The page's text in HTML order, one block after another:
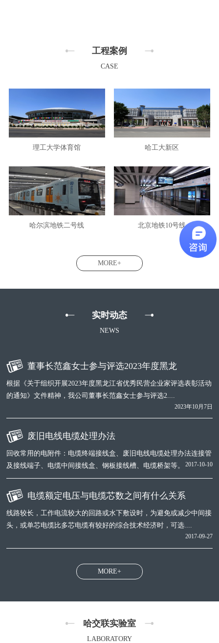
工程案例
CASE
理工大学体育馆 哈工大新区
哈尔滨地铁二号线 北京地铁10号线
MORE+
实时动态
NEWS
董事长范鑫女士参与评选2023年度黑龙
根据《关于组织开展2023年度黑龙江省优秀民营企业家评选表彰活动
的通知》文件精神，我公司董事长范鑫女士参与评选2....
2023年10月7日
废旧电线电缆处理办法
回收常用的电附件：电缆终端接线盒、废旧电线电缆处理办法连接管
及接线端子、电缆中间接线盒、钢板接线槽、电缆桥架等。
2017-10-10
电缆额定电压与电缆芯数之间有什么关系
线路较长，工作电流较大的回路或水下敷设时，为避免或减少中间接
头，或单芯电缆比多芯电缆有较好的综合技术经济时，可选....
2017-09-27
MORE+
哈交联实验室
LABORATORY